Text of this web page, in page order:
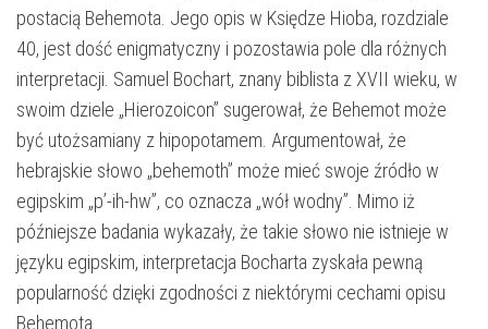
postacią Behemota. Jego opis w Księdze Hioba, rozdziale
40, jest dość enigmatyczny i pozostawia pole dla różnych
interpretacji. Samuel Bochart, znany biblista z XVII wieku, w
swoim dziele „Hierozoicon” sugerował, że Behemot może
być utożsamiany z hipopotamem. Argumentował, że
hebrajskie słowo „behemoth” może mieć swoje źródło w
egipskim „p’-ih-hw”, co oznacza „wół wodny”. Mimo iż
późniejsze badania wykazały, że takie słowo nie istnieje w
języku egipskim, interpretacja Bocharta zyskała pewną
popularność dzięki zgodności z niektórymi cechami opisu
Behemota.